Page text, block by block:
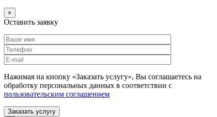
×
Оставить заявку
Нажимая на кнопку «Заказать услугу», Вы соглашаетесь на
обработку персональных данных в соответствии с
пользовательским соглашением
Заказать услугу